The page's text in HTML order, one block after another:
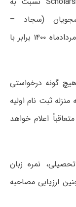
(سجاد –
Portal.saorg.ir)) تا پایان وقت اداری ۲۰ مردادماه ۱۴۰۰ برابر با
گونه درخواستی
ثبت نام اولیه
اعلام خواهد
نمره زبان
ارزیابی مصاحبه